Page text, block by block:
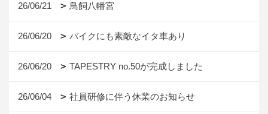
26/06/21 鳥飼八幡宮
26/06/20 バイクにも素敵なイタ車あり
26/06/20 TAPESTRY no.50が完成しました
26/06/04 社員研修に伴う休業のお知らせ